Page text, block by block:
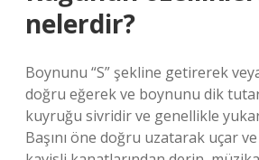
nelerdir?
Boynunu “S” şekline getirerek veya
doğru eğerek ve boynunu dik
kuyruğu sivridir ve genellikle
Başını öne doğru uzatarak uçar